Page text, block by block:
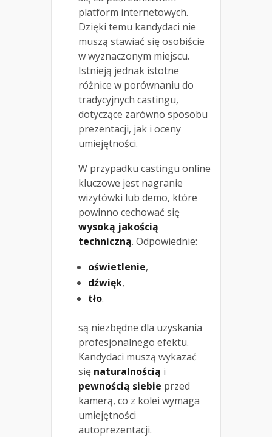
platform internetowych.
Dzięki temu kandydaci nie
muszą stawiać się osobiście
w wyznaczonym miejscu.
Istnieją jednak istotne
różnice w porównaniu do
tradycyjnych castingu,
dotyczące zarówno sposobu
prezentacji, jak i oceny
umiejętności.
W przypadku castingu online
kluczowe jest nagranie
wizytówki lub demo, które
powinno cechować się
wysoką jakością
techniczną. Odpowiednie:
oświetlenie,
dźwięk,
tło.
są niezbędne dla uzyskania
profesjonalnego efektu.
Kandydaci muszą wykazać
się naturalnością i
pewnością siebie przed
kamerą, co z kolei wymaga
umiejętności
autoprezentacji.